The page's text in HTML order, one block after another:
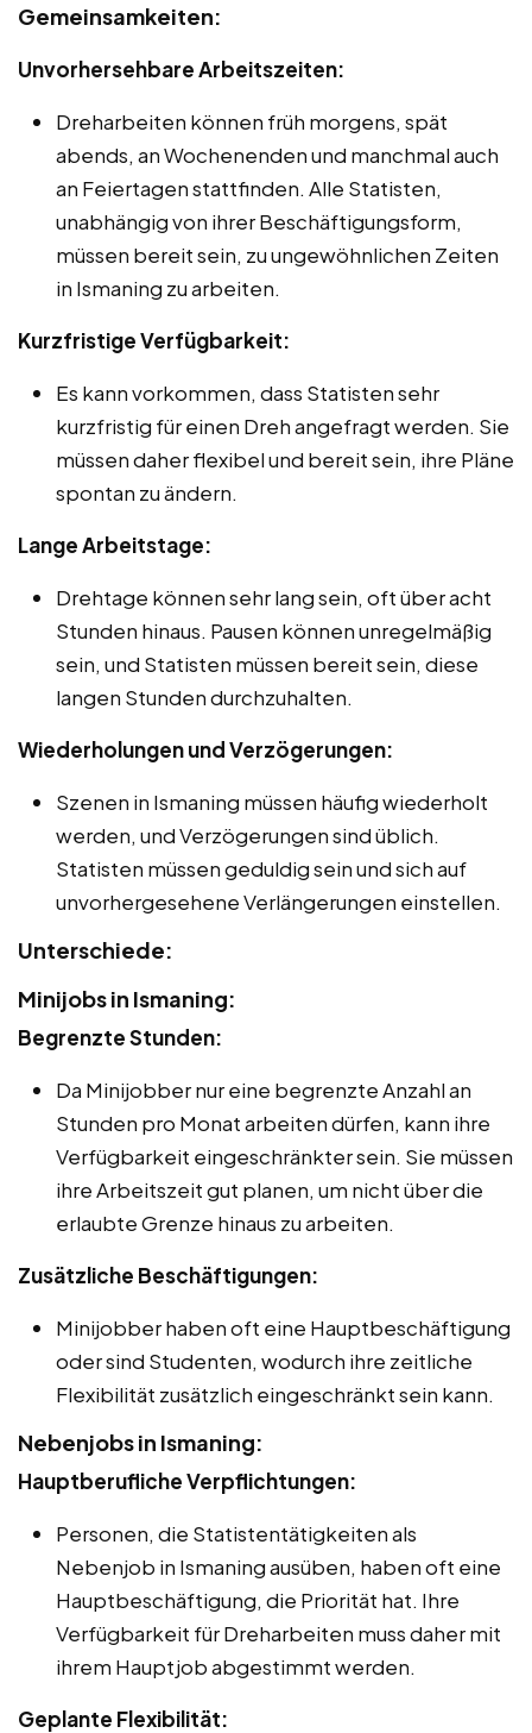
Gemeinsamkeiten:
Unvorhersehbare Arbeitszeiten:
Dreharbeiten können früh morgens, spät
abends, an Wochenenden und manchmal auch
an Feiertagen stattfinden. Alle Statisten,
unabhängig von ihrer Beschäftigungsform,
müssen bereit sein, zu ungewöhnlichen Zeiten
in Ismaning zu arbeiten.
Kurzfristige Verfügbarkeit:
Es kann vorkommen, dass Statisten sehr
kurzfristig für einen Dreh angefragt werden. Sie
müssen daher flexibel und bereit sein, ihre Pläne
spontan zu ändern.
Lange Arbeitstage:
Drehtage können sehr lang sein, oft über acht
Stunden hinaus. Pausen können unregelmäßig
sein, und Statisten müssen bereit sein, diese
langen Stunden durchzuhalten.
Wiederholungen und Verzögerungen:
Szenen in Ismaning müssen häufig wiederholt
werden, und Verzögerungen sind üblich.
Statisten müssen geduldig sein und sich auf
unvorhergesehene Verlängerungen einstellen.
Unterschiede:
Minijobs in Ismaning:
Begrenzte Stunden:
Da Minijobber nur eine begrenzte Anzahl an
Stunden pro Monat arbeiten dürfen, kann ihre
Verfügbarkeit eingeschränkter sein. Sie müssen
ihre Arbeitszeit gut planen, um nicht über die
erlaubte Grenze hinaus zu arbeiten.
Zusätzliche Beschäftigungen:
Minijobber haben oft eine Hauptbeschäftigung
oder sind Studenten, wodurch ihre zeitliche
Flexibilität zusätzlich eingeschränkt sein kann.
Nebenjobs in Ismaning:
Hauptberufliche Verpflichtungen:
Personen, die Statistentätigkeiten als
Nebenjob in Ismaning ausüben, haben oft eine
Hauptbeschäftigung, die Priorität hat. Ihre
Verfügbarkeit für Dreharbeiten muss daher mit
ihrem Hauptjob abgestimmt werden.
Geplante Flexibilität: